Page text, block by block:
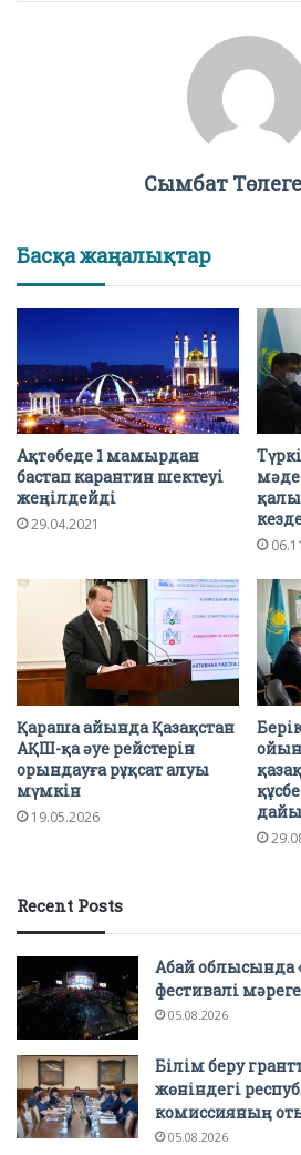
Сымбат
Басқа жаңалықтар
Ақтөбеде 1 мамырдан
бастап карантин шектеуі
жеңілдейді
29.04.2021
Қараша айында Қазақстан
АҚШ-қа әуе рейстерін
орындауға рұқсат алуы
мүмкін
19.05.2026
Recent Posts
Абай облысында
фестивалі
05.08.2026
Білім беру
жөніндегі
комиссияның
05.08.2026